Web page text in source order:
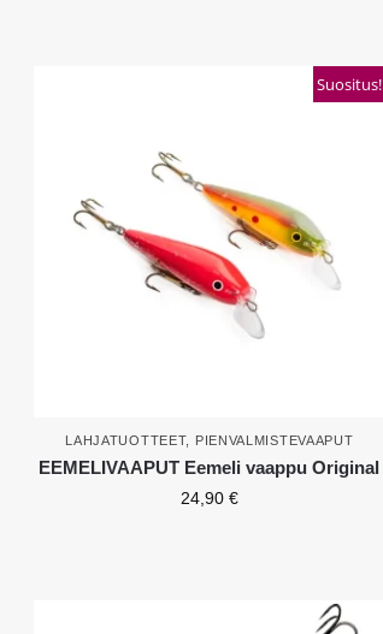
Suositus!
LAHJATUOTTEET, PIENVALMISTEVAAPUT
EEMELIVAAPUT Eemeli vaappu Original
24,90 €